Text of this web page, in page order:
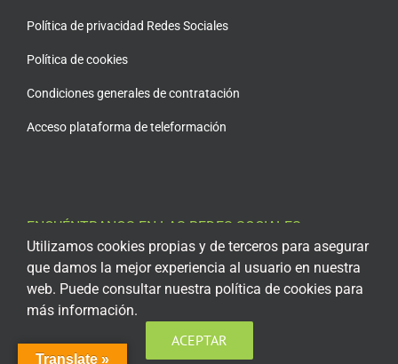
Política de privacidad Redes Sociales
Política de cookies
Condiciones generales de contratación
Acceso plataforma de teleformación
ENCUÉNTRANOS EN LAS REDES SOCIALES
Translate »
Utilizamos cookies propias y de terceros para asegurar
que damos la mejor experiencia al usuario en nuestra
web. Puede consultar nuestra política de cookies para
más información.
ACEPTAR